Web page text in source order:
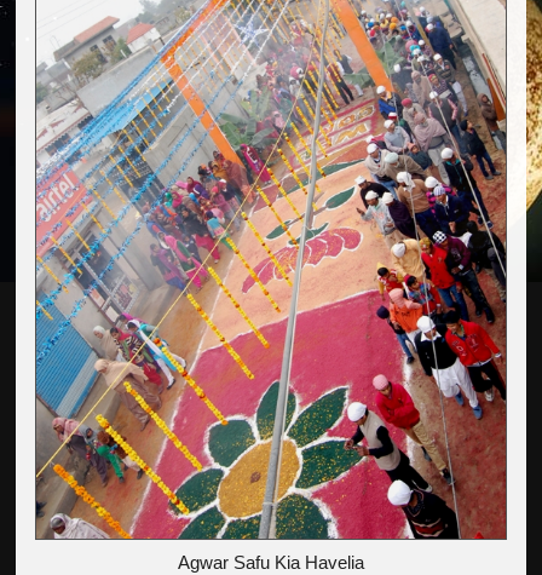
Agwar Safu Kia Havelia